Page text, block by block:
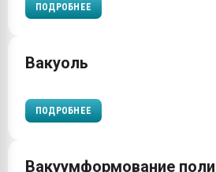
ПОДРОБНЕЕ
Вакуоль
ПОДРОБНЕЕ
Вакуумформование